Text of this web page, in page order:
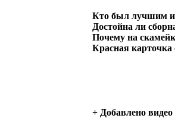
Кто был лучшим
Достойна ли
Почему на
Красная карточка
+ Добавлено видео